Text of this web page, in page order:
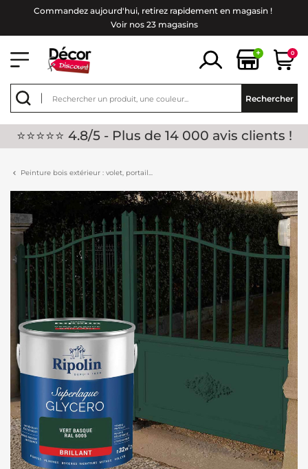
Commandez aujourd'hui, retirez rapidement en magasin !
Voir nos 23 magasins
+ 0
Rechercher
⭐⭐⭐⭐⭐ 4.8/5 - Plus de 14 000 avis clients !
Peinture bois extérieur : volet, portail...